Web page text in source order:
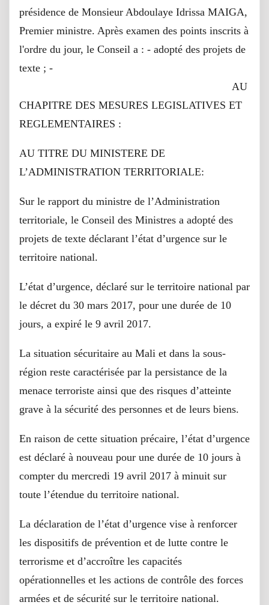
présidence de Monsieur Abdoulaye Idrissa MAIGA,
Premier ministre. Après examen des points inscrits à
l'ordre du jour, le Conseil a : - adopté des projets de
texte ; -
AU
CHAPITRE DES MESURES LEGISLATIVES ET
REGLEMENTAIRES :
AU TITRE DU MINISTERE DE
L’ADMINISTRATION TERRITORIALE:
Sur le rapport du ministre de l’Administration
territoriale, le Conseil des Ministres a adopté des
projets de texte déclarant l’état d’urgence sur le
territoire national.
L’état d’urgence, déclaré sur le territoire national par
le décret du 30 mars 2017, pour une durée de 10
jours, a expiré le 9 avril 2017.
La situation sécuritaire au Mali et dans la sous-
région reste caractérisée par la persistance de la
menace terroriste ainsi que des risques d’atteinte
grave à la sécurité des personnes et de leurs biens.
En raison de cette situation précaire, l’état d’urgence
est déclaré à nouveau pour une durée de 10 jours à
compter du mercredi 19 avril 2017 à minuit sur
toute l’étendue du territoire national.
La déclaration de l’état d’urgence vise à renforcer
les dispositifs de prévention et de lutte contre le
terrorisme et d’accroître les capacités
opérationnelles et les actions de contrôle des forces
armées et de sécurité sur le territoire national.